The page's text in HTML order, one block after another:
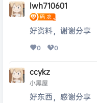
lwh710601
好资料，谢谢分享
0 0
ccykz
小黑屋
好东西，感谢分享